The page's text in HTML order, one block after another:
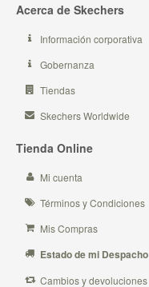
Acerca de Skechers
Información corporativa
Gobernanza
Tiendas
Skechers Worldwide
Tienda Online
Mi cuenta
Términos y Condiciones
Mis Compras
Estado de mi Despacho
Cambios y devoluciones